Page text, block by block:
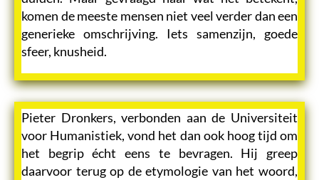
komen de meeste mensen niet veel verder dan een
generieke omschrijving. Iets samenzijn, goede
sfeer, knusheid.
Pieter Dronkers, verbonden aan de Universiteit
voor Humanistiek, vond het dan ook hoog tijd om
het begrip écht eens te bevragen. Hij greep
daarvoor terug op de etymologie van het woord,